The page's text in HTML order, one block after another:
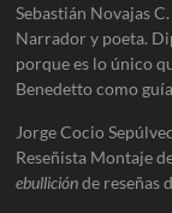
Sebastián Novajas
Narrador y poeta.
porque es lo único
Benedetto como
Jorge Cocio
Reseñista Montaje
ebulliciónde reseñas